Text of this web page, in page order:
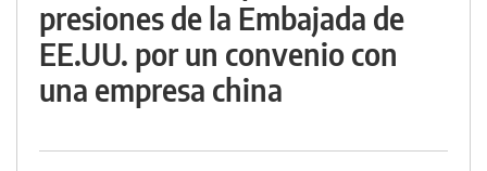
presiones de la Embajada de
EE.UU. por un convenio con
una empresa china